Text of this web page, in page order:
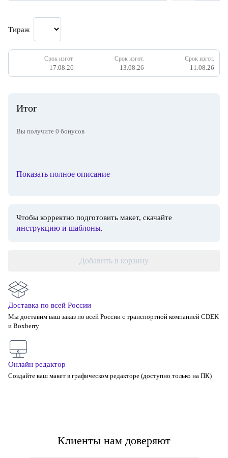
Тираж
Срок изгот.
17.08.26
Срок изгот.
13.08.26
Срок изгот.
11.08.26
Итог
Вы получите 0 бонусов
Показать полное описание
Чтобы корректно подготовить макет, скачайте
инструкцию и шаблоны.
Добавить в корзину
Доставка по всей России
Мы доставим ваш заказ по всей России с транспортной компанией CDEK
и Boxberry
Онлайн редактор
Создайте ваш макет в графическом редакторе (доступно только на ПК)
Клиенты нам доверяют